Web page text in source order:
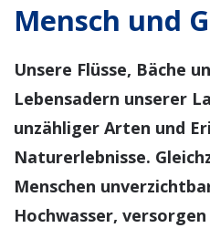
Mensch und
Unsere Flüsse, Bäche
Lebensadern unserer
unzähliger Arten und
Naturerlebnisse.
Menschen
Hochwasser,